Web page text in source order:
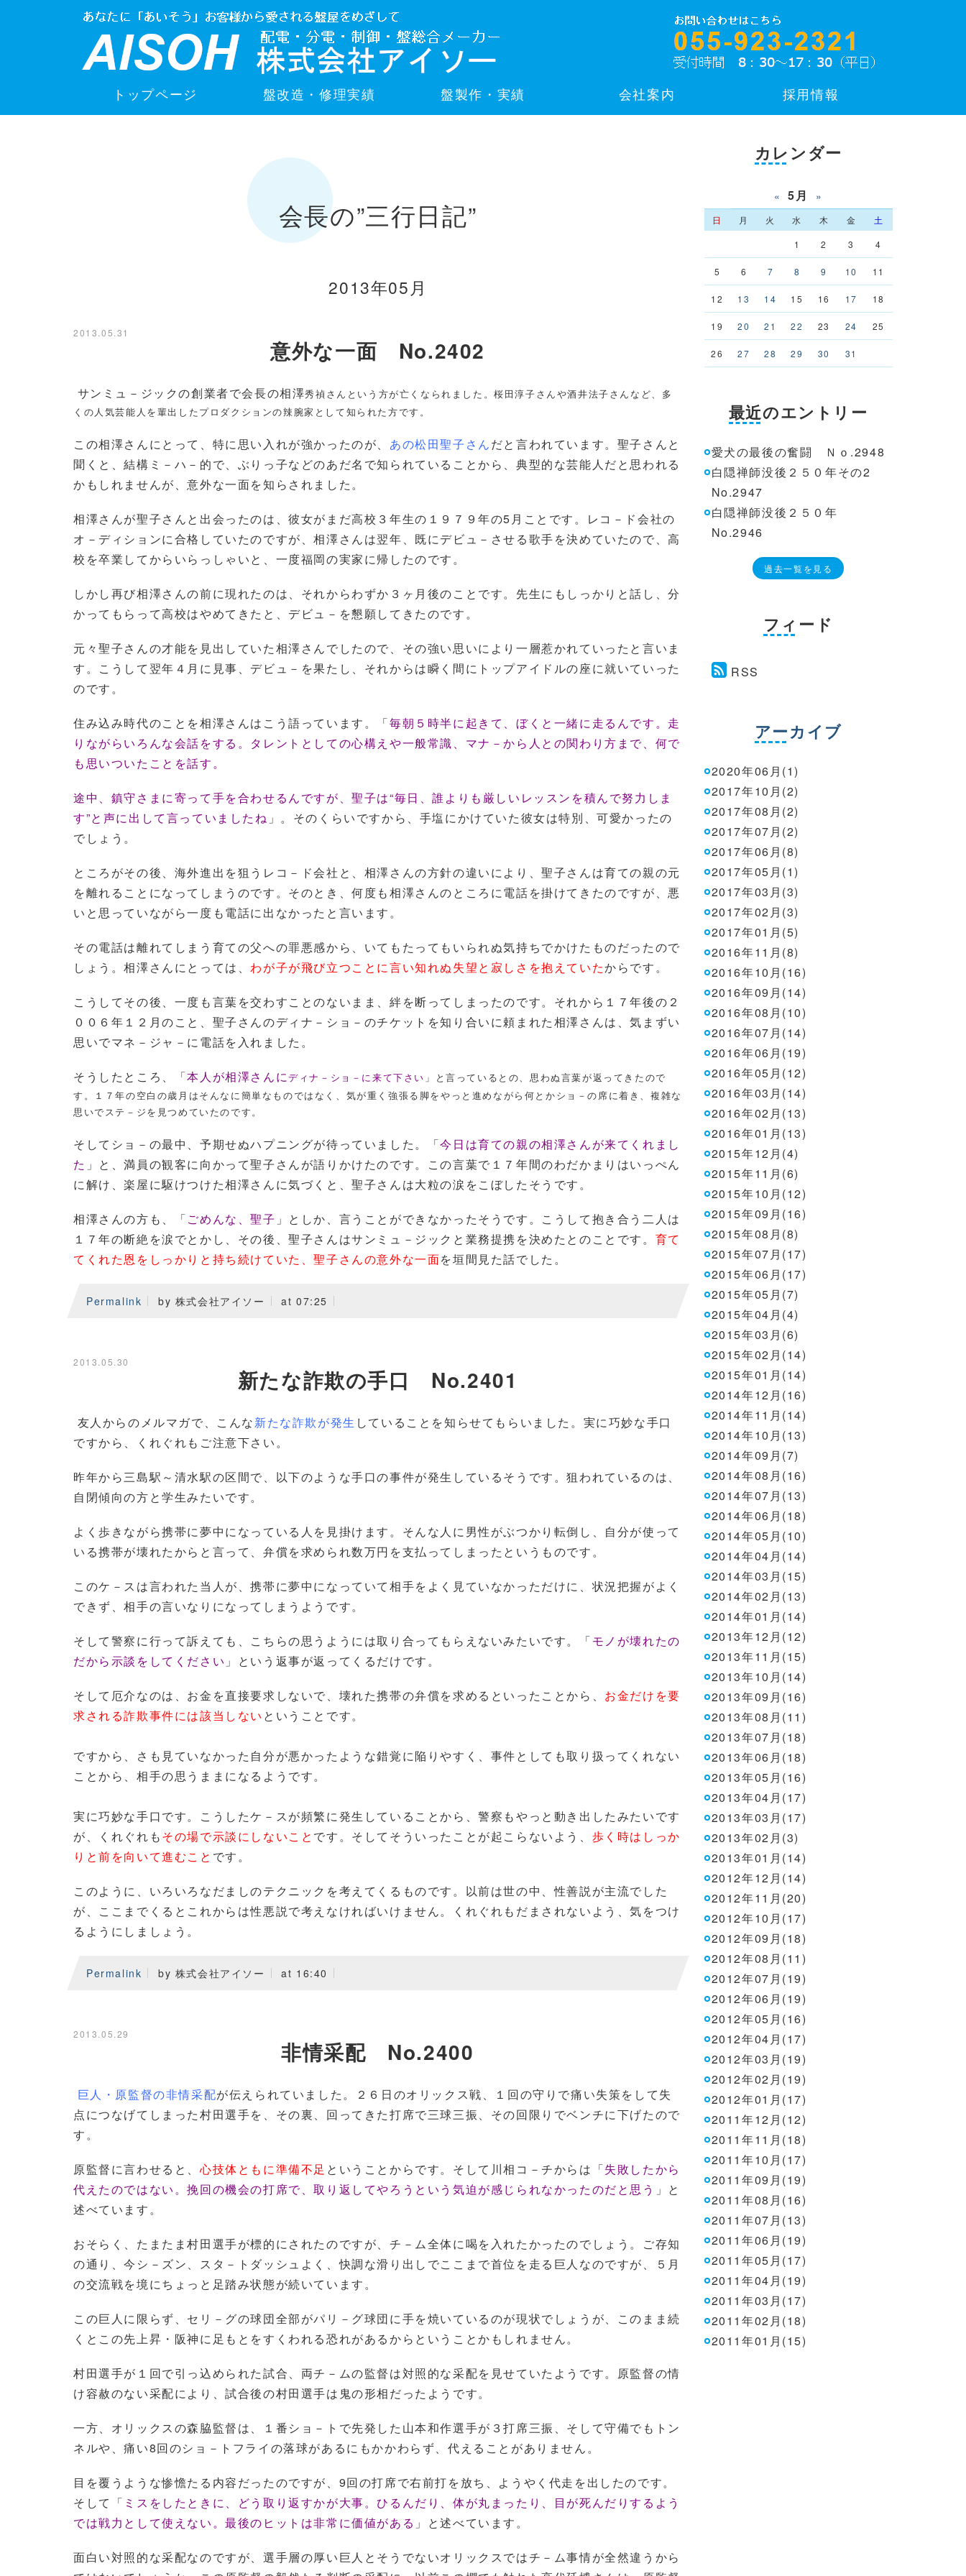
トップページ 盤改造・修理実績 盤製作・実績 会社案内 採用情報
会長の”三行日記”
2013年05月
2013.05.31
意外な一面 No.2402
サンミュ－ジックの創業者で会長の相澤秀禎さんという方が亡くなられました。桜田淳子さんや酒井法子さんなど、多
くの人気芸能人を輩出したプロダクションの辣腕家として知られた方です。
この相澤さんにとって、特に思い入れが強かったのが、 あの松田聖子さんだと言われています。聖子さんと
聞くと、結構ミ－ハ－的で、ぶりっ子などのあだ名で知られていることから、典型的な芸能人だと思われる
かもしれませんが、意外な一面を知らされました。
相澤さんが聖子さんと出会ったのは、彼女がまだ高校３年生の１９７９年の5月ことです。レコ－ド会社の
オ－ディションに合格していたのですが、相澤さんは翌年、既にデビュ－させる歌手を決めていたので、高
校を卒業してからいらっしゃいと、一度福岡の実家に帰したのです。
しかし再び相澤さんの前に現れたのは、それからわずか３ヶ月後のことです。先生にもしっかりと話し、分
かってもらって高校はやめてきたと、デビュ－を懇願してきたのです。
元々聖子さんの才能を見出していた相澤さんでしたので、その強い思いにより一層惹かれていったと言いま
す。こうして翌年４月に見事、デビュ－を果たし、それからは瞬く間にトップアイドルの座に就いていった
のです。
住み込み時代のことを相澤さんはこう語っています。「毎朝５時半に起きて、ぼくと一緒に走るんです。走
りながらいろんな会話をする。タレントとしての心構えや一般常識、マナ－から人との関わり方まで、何で
も思いついたことを話す。
途中、鎮守さまに寄って手を合わせるんですが、聖子は“毎日、誰よりも厳しいレッスンを積んで努力しま
す”と声に出して言っていましたね 」。そのくらいですから、手塩にかけていた彼女は特別、可愛かったの
でしょう。
ところがその後、海外進出を狙うレコ－ド会社と、相澤さんの方針の違いにより、聖子さんは育ての親の元
を離れることになってしまうのです。そのとき、何度も相澤さんのところに電話を掛けてきたのですが、悪
いと思っていながら一度も電話に出なかったと言います。
その電話は離れてしまう育ての父への罪悪感から、いてもたってもいられぬ気持ちでかけたものだったので
しょう。相澤さんにとっては、わが子が飛び立つことに言い知れぬ失望と寂しさを抱えていたからです。
こうしてその後、一度も言葉を交わすことのないまま、絆を断ってしまったのです。それから１７年後の２
００６年１２月のこと、聖子さんのディナ－ショ－のチケットを知り合いに頼まれた相澤さんは、気まずい
思いでマネ－ジャ－に電話を入れました。
そうしたところ、「本人が相澤さんにディナ－ショ－に来て下さい 」と言っているとの、思わぬ言葉が返ってきたので
す。１７年の空白の歳月はそんなに簡単なものではなく、気が重く強張る脚をやっと進めながら何とかショ－の席に着き、複雑な
思いでステ－ジを見つめていたのです。
そしてショ－の最中、予期せぬハプニングが待っていました。「今日は育ての親の相澤さんが来てくれまし
た 」と、満員の観客に向かって聖子さんが語りかけたのです。この言葉で１７年間のわだかまりはいっぺん
に解け、楽屋に駆けつけた相澤さんに気づくと、聖子さんは大粒の涙をこぼしたそうです。
相澤さんの方も、「ごめんな、聖子 」としか、言うことができなかったそうです。こうして抱き合う二人は
１７年の断絶を涙でとかし、その後、聖子さんはサンミュ－ジックと業務提携を決めたとのことです。 育て
てくれた恩をしっかりと持ち続けていた、聖子さんの意外な一面を垣間見た話でした。
Permalink by 株式会社アイソー at 07:25
2013.05.30
新たな詐欺の手口 No.2401
友人からのメルマガで、こんな新たな詐欺が発生 していることを知らせてもらいました。実に巧妙な手口
ですから、くれぐれもご注意下さい。
昨年から三島駅～清水駅の区間で、以下のような手口の事件が発生しているそうです。狙われているのは、
自閉傾向の方と学生みたいです。
よく歩きながら携帯に夢中になっている人を見掛けます。そんな人に男性がぶつかり転倒し、自分が使って
いる携帯が壊れたからと言って、弁償を求められ数万円を支払ってしまったというものです。
このケ－スは言われた当人が、携帯に夢中になっていて相手をよく見ていなかっただけに、状況把握がよく
できず、相手の言いなりになってしまうようです。
そして警察に行って訴えても、こちらの思うようには取り合ってもらえないみたいです。「モノが壊れたの
だから示談をしてください 」という返事が返ってくるだけです。
そして厄介なのは、お金を直接要求しないで、壊れた携帯の弁償を求めるといったことから、 お金だけを要
求される詐欺事件には該当しない ということです。
ですから、さも見ていなかった自分が悪かったような錯覚に陥りやすく、事件としても取り扱ってくれない
ことから、相手の思うままになるようです。
実に巧妙な手口です。こうしたケ－スが頻繁に発生していることから、警察もやっと動き出したみたいです
が、くれぐれもその場で示談にしないこと です。そしてそういったことが起こらないよう、 歩く時はしっか
りと前を向いて進むこと です。
このように、いろいろなだましのテクニックを考えてくるものです。以前は世の中、性善説が主流でした
が、ここまでくるとこれからは性悪説で考えなければいけません。くれぐれもだまされないよう、気をつけ
るようにしましょう。
Permalink by 株式会社アイソー at 16:40
2013.05.29
非情采配 No.2400
巨人・原監督の非情采配が伝えられていました。２６日のオリックス戦、１回の守りで痛い失策をして失
点につなげてしまった村田選手を、その裏、回ってきた打席で三球三振、その回限りでベンチに下げたので
す。
原監督に言わせると、 心技体ともに準備不足 ということからです。そして川相コ－チからは「失敗したから
代えたのではない。挽回の機会の打席で、取り返してやろうという気迫が感じられなかったのだと思う 」と
述べています。
おそらく、たまたま村田選手が標的にされたのですが、チ－ム全体に喝を入れたかったのでしょう。ご存知
の通り、今シ－ズン、スタ－トダッシュよく、快調な滑り出しでここまで首位を走る巨人なのですが、５月
の交流戦を境にちょっと足踏み状態が続いています。
この巨人に限らず、セリ－グの球団全部がパリ－グ球団に手を焼いているのが現状でしょうが、このまま続
くとこの先上昇・阪神に足もとをすくわれる恐れがあるからということかもしれません。
村田選手が１回で引っ込められた試合、両チ－ムの監督は対照的な采配を見せていたようです。原監督の情
け容赦のない采配により、試合後の村田選手は鬼の形相だったようです。
一方、オリックスの森脇監督は、１番ショ－トで先発した山本和作選手が３打席三振、そして守備でもトン
ネルや、痛い8回のショ－トフライの落球があるにもかかわらず、代えることがありません。
目を覆うような惨憺たる内容だったのですが、9回の打席で右前打を放ち、ようやく代走を出したのです。
そして「 ミスをしたときに、どう取り返すかが大事。ひるんだり、体が丸まったり、目が死んだりするよう
では戦力として使えない。最後のヒットは非常に価値がある 」と述べています。
面白い対照的な采配なのですが、選手層の厚い巨人とそうでないオリックスではチ－ム事情が全然違うから
カレンダー
« 5月 »
日 月 火 水 木 金
土
1
2 3 4
5 6 7 8 9 10 11
12 13 14 15 16 17 18
19 20 21 22 23 24 25
26 27 28 29 30 31
最近のエントリー
愛犬の最後の奮闘 Ｎｏ.2948
白隠禅師没後２５０年その2
No.2947
白隠禅師没後２５０年
No.2946
過去一覧を見る
フィード
RSS
アーカイブ
2020年06月(1)
2017年10月(2)
2017年08月(2)
2017年07月(2)
2017年06月(8)
2017年05月(1)
2017年03月(3)
2017年02月(3)
2017年01月(5)
2016年11月(8)
2016年10月(16)
2016年09月(14)
2016年08月(10)
2016年07月(14)
2016年06月(19)
2016年05月(12)
2016年03月(14)
2016年02月(13)
2016年01月(13)
2015年12月(4)
2015年11月(6)
2015年10月(12)
2015年09月(16)
2015年08月(8)
2015年07月(17)
2015年06月(17)
2015年05月(7)
2015年04月(4)
2015年03月(6)
2015年02月(14)
2015年01月(14)
2014年12月(16)
2014年11月(14)
2014年10月(13)
2014年09月(7)
2014年08月(16)
2014年07月(13)
2014年06月(18)
2014年05月(10)
2014年04月(14)
2014年03月(15)
2014年02月(13)
2014年01月(14)
2013年12月(12)
2013年11月(15)
2013年10月(14)
2013年09月(16)
2013年08月(11)
2013年07月(18)
2013年06月(18)
2013年05月(16)
2013年04月(17)
2013年03月(17)
2013年02月(3)
2013年01月(14)
2012年12月(14)
2012年11月(20)
2012年10月(17)
2012年09月(18)
2012年08月(11)
2012年07月(19)
2012年06月(19)
2012年05月(16)
2012年04月(17)
2012年03月(19)
2012年02月(19)
2012年01月(17)
2011年12月(12)
2011年11月(18)
2011年10月(17)
2011年09月(19)
2011年08月(16)
2011年07月(13)
2011年06月(19)
2011年05月(17)
2011年04月(19)
2011年03月(17)
2011年02月(18)
2011年01月(15)